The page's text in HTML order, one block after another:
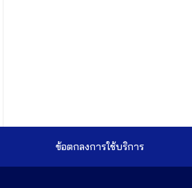
ข้อตกลงการใช้บริการ